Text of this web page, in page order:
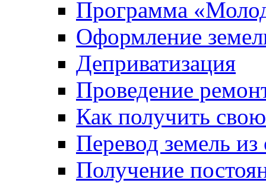
Программа
Оформление
Деприватизация
Проведение
Как получить
Перевод земель
Получение